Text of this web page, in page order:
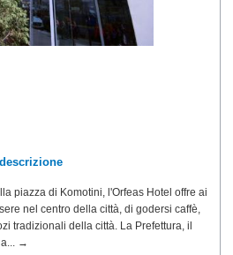
piazza di Komotini, l'Orfeas Hotel offre ai
nel centro della città, di godersi caffè,
tradizionali della città. La Prefettura, il
a... →